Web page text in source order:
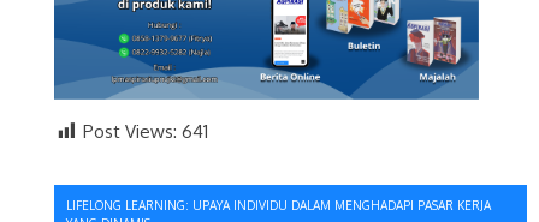
Post Views: 641
Navigasi
LIFELONG LEARNING: UPAYA INDIVIDU DALAM MENGHADAPI PASAR KERJA